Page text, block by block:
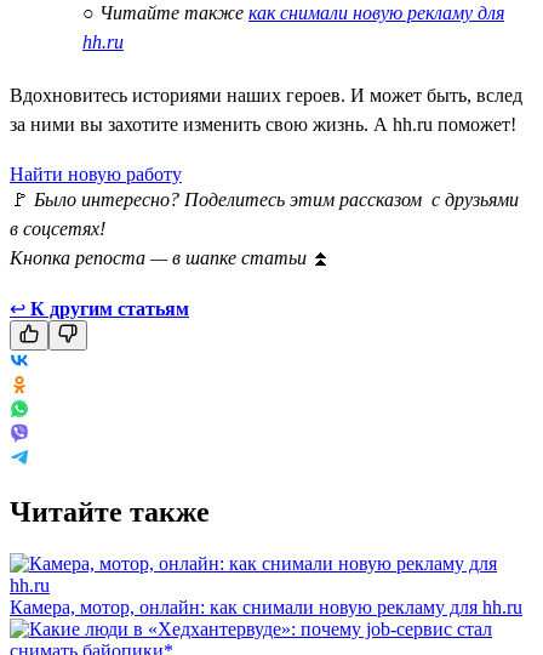
○ Читайте также как снимали новую рекламу для
hh.ru
Вдохновитесь историями наших героев. И может быть, вслед
за ними вы захотите изменить свою жизнь. А hh.ru поможет!
Найти новую работу
🚩 Было интересно? Поделитесь этим рассказом с друзьями
в соцсетях!
Кнопка репоста — в шапке статьи ⏫
↩ К другим статьям
Читайте также
Камера, мотор, онлайн: как снимали новую рекламу для hh.ru